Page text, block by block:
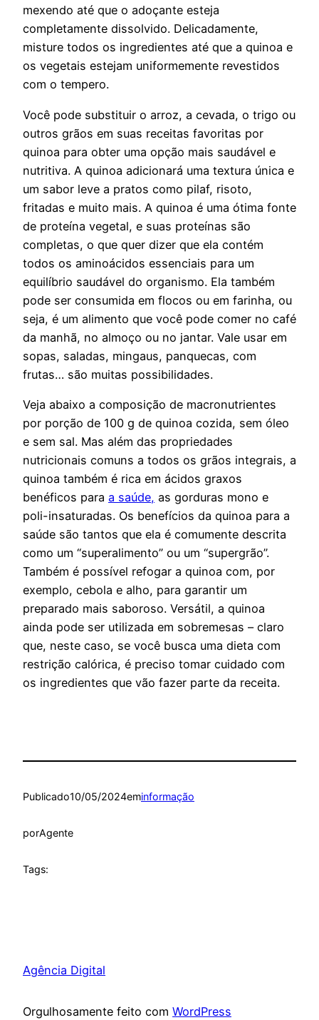
mexendo até que o adoçante esteja
completamente dissolvido. Delicadamente,
misture todos os ingredientes até que a quinoa e
os vegetais estejam uniformemente revestidos
com o tempero.
Você pode substituir o arroz, a cevada, o trigo ou
outros grãos em suas receitas favoritas por
quinoa para obter uma opção mais saudável e
nutritiva. A quinoa adicionará uma textura única e
um sabor leve a pratos como pilaf, risoto,
fritadas e muito mais. A quinoa é uma ótima fonte
de proteína vegetal, e suas proteínas são
completas, o que quer dizer que ela contém
todos os aminoácidos essenciais para um
equilíbrio saudável do organismo. Ela também
pode ser consumida em flocos ou em farinha, ou
seja, é um alimento que você pode comer no café
da manhã, no almoço ou no jantar. Vale usar em
sopas, saladas, mingaus, panquecas, com
frutas… são muitas possibilidades.
Veja abaixo a composição de macronutrientes
por porção de 100 g de quinoa cozida, sem óleo
e sem sal. Mas além das propriedades
nutricionais comuns a todos os grãos integrais, a
quinoa também é rica em ácidos graxos
benéficos para a saúde, as gorduras mono e
poli-insaturadas. Os benefícios da quinoa para a
saúde são tantos que ela é comumente descrita
como um “superalimento” ou um “supergrão”.
Também é possível refogar a quinoa com, por
exemplo, cebola e alho, para garantir um
preparado mais saboroso. Versátil, a quinoa
ainda pode ser utilizada em sobremesas – claro
que, neste caso, se você busca uma dieta com
restrição calórica, é preciso tomar cuidado com
os ingredientes que vão fazer parte da receita.
Publicado10/05/2024eminformação
porAgente
Tags:
Agência Digital
Orgulhosamente feito com WordPress